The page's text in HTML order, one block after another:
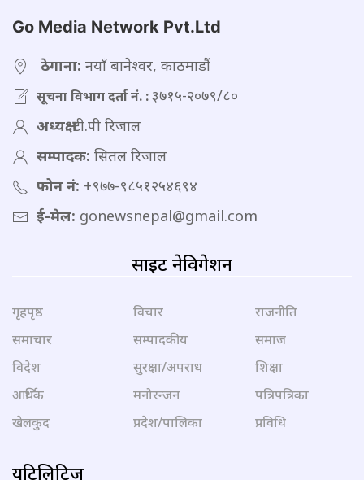
Go Media Network Pvt.Ltd
ठेगाना: नयाँ बानेश्वर, काठमाडौं
सूचना विभाग दर्ता नं. :३७१५-२०७९/८०
अध्यक्ष:टी.पी रिजाल
सम्पादक: सितल रिजाल
फोन नं: +९७७-९८५१२५४६९४
ई-मेल: gonewsnepal@gmail.com
साइट नेविगेशन
गृहपृष्ठ
समाचार
विदेश
आर्थिक
खेलकुद
विचार
सम्पादकीय
सुरक्षा/अपराध
मनोरन्जन
प्रदेश/पालिका
राजनीति
समाज
शिक्षा
पत्रिपत्रिका
प्रविधि
युटिलिटिज